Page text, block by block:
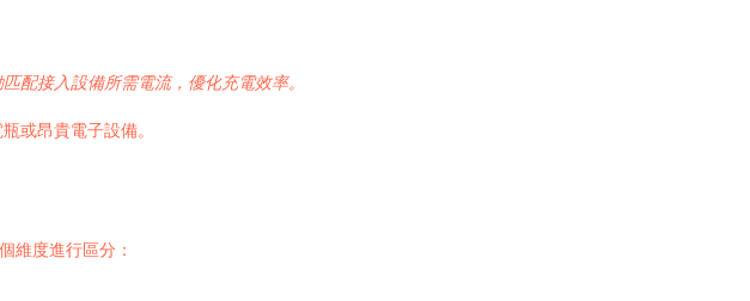
配接入設備所需電流，優化充電效率。
或昂貴電子設備。
維度進行區分：